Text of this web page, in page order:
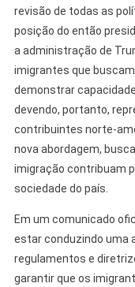
revisão de todas as
posição do então
a administração de
imigrantes que
demonstrar
devendo, portanto,
contribuintes norte-
nova abordagem,
imigração contribuam
sociedade do país.
Em um comunicado
estar conduzindo uma
regulamentos e
garantir que os